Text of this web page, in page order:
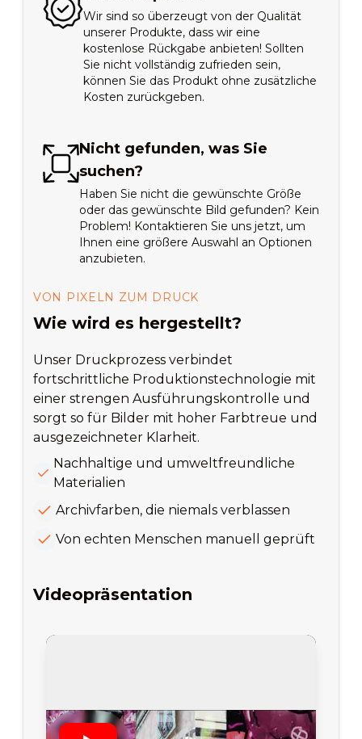
Wir sind so überzeugt von der Qualität
unserer Produkte, dass wir eine
kostenlose Rückgabe anbieten! Sollten
Sie nicht vollständig zufrieden sein,
können Sie das Produkt ohne zusätzliche
Kosten zurückgeben.
Nicht gefunden, was Sie
suchen?
Haben Sie nicht die gewünschte Größe
oder das gewünschte Bild gefunden? Kein
Problem! Kontaktieren Sie uns jetzt, um
Ihnen eine größere Auswahl an Optionen
anzubieten.
VON PIXELN ZUM DRUCK
Wie wird es hergestellt?
Unser Druckprozess verbindet
fortschrittliche Produktionstechnologie mit
einer strengen Ausführungskontrolle und
sorgt so für Bilder mit hoher Farbtreue und
ausgezeichneter Klarheit.
Nachhaltige und umweltfreundliche
Materialien
Archivfarben, die niemals verblassen
Von echten Menschen manuell geprüft
Videopräsentation